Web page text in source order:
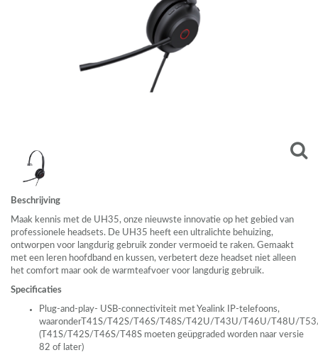
Beschrijving
Maak kennis met de UH35, onze nieuwste innovatie op het gebied van
professionele headsets. De UH35 heeft een ultralichte behuizing,
ontworpen voor langdurig gebruik zonder vermoeid te raken. Gemaakt
met een leren hoofdband en kussen, verbetert deze headset niet alleen
het comfort maar ook de warmteafvoer voor langdurig gebruik.
Specificaties
Plug-and-play- USB-connectiviteit met Yealink IP-telefoons,
waaronderT41S/T42S/T46S/T48S/T42U/T43U/T46U/T48U/
(T41S/T42S/T46S/T48S moeten geüpgraded worden naar versie
82 of later)